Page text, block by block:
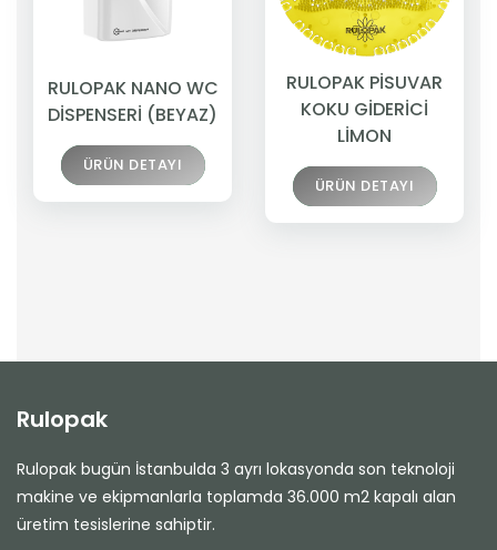
RULOPAK NANO WC
DİSPENSERİ (BEYAZ)
ÜRÜN DETAYI
RULOPAK PİSUVAR
KOKU GİDERİCİ
LİMON
ÜRÜN DETAYI
Rulopak
Rulopak bugün İstanbulda 3 ayrı lokasyonda son teknoloji
makine ve ekipmanlarla toplamda 36.000 m2 kapalı alan
üretim tesislerine sahiptir.